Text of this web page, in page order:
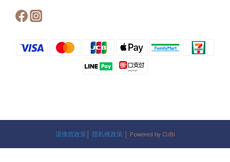
退換貨政策 隱私權政策 │ Powered by CUBi